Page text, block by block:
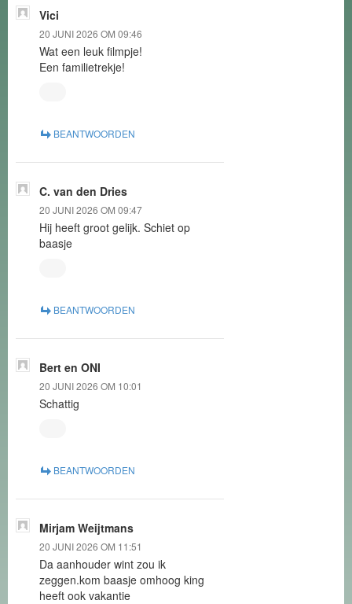
Vici
20 JUNI 2026 OM 09:46
Wat een leuk filmpje!
Een familietrekje!
BEANTWOORDEN
C. van den Dries
20 JUNI 2026 OM 09:47
Hij heeft groot gelijk. Schiet op
baasje
BEANTWOORDEN
Bert en ONI
20 JUNI 2026 OM 10:01
Schattig
BEANTWOORDEN
Mirjam Weijtmans
20 JUNI 2026 OM 11:51
Da aanhouder wint zou ik
zeggen.kom baasje omhoog king
heeft ook vakantie